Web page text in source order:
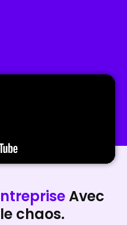
Avec
chaos.